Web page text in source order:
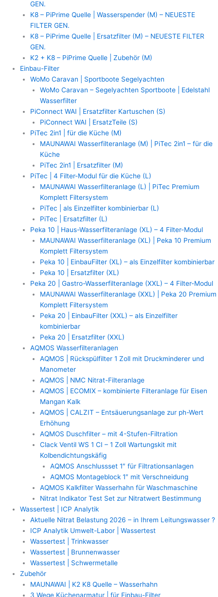
GEN.
K8 – PiPrime Quelle | Wasserspender (M) – NEUESTE
FILTER GEN.
K8 – PiPrime Quelle | Ersatzfilter (M) – NEUESTE FILTER
GEN.
K2 + K8 – PiPrime Quelle | Zubehör (M)
Einbau-Filter
WoMo Caravan | Sportboote Segelyachten
WoMo Caravan – Segelyachten Sportboote | Edelstahl
Wasserfilter
PiConnect WAI | Ersatzfilter Kartuschen (S)
PiConnect WAI | ErsatzTeile (S)
PiTec 2in1 | für die Küche (M)
MAUNAWAI Wasserfilteranlage (M) | PiTec 2in1 – für die
Küche
PiTec 2in1 | Ersatzfilter (M)
PiTec | 4 Filter-Modul für die Küche (L)
MAUNAWAI Wasserfilteranlage (L) | PiTec Premium
Komplett Filtersystem
PiTec | als Einzelfilter kombinierbar (L)
PiTec | Ersatzfilter (L)
Peka 10 | Haus-Wasserfilteranlage (XL) – 4 Filter-Modul
MAUNAWAI Wasserfilteranlage (XL) | Peka 10 Premium
Komplett Filtersystem
Peka 10 | EinbauFilter (XL) – als Einzelfilter kombinierbar
Peka 10 | Ersatzfilter (XL)
Peka 20 | Gastro-Wasserfilteranlage (XXL) – 4 Filter-Modul
MAUNAWAI Wasserfilteranlage (XXL) | Peka 20 Premium
Komplett Filtersystem
Peka 20 | EinbauFilter (XXL) – als Einzelfilter
kombinierbar
Peka 20 | Ersatzfilter (XXL)
AQMOS Wasserfilteranlagen
AQMOS | Rückspülfilter 1 Zoll mit Druckminderer und
Manometer
AQMOS | NMC Nitrat-Filteranlage
AQMOS | ECOMIX – kombinierte Filteranlage für Eisen
Mangan Kalk
AQMOS | CALZIT – Entsäuerungsanlage zur ph-Wert
Erhöhung
AQMOS Duschfilter – mit 4-Stufen-Filtration
Clack Ventil WS 1 CI – 1 Zoll Wartungskit mit
Kolbendichtungskäfig
AQMOS Anschlussset 1″ für Filtrationsanlagen
AQMOS Montageblock 1″ mit Verschneidung
AQMOS Kalkfilter Wasserhahn für Waschmaschine
Nitrat Indikator Test Set zur Nitratwert Bestimmung
Wassertest | ICP Analytik
Aktuelle Nitrat Belastung 2026 – in Ihrem Leitungswasser ?
ICP Analytik Umwelt-Labor | Wassertest
Wassertest | Trinkwasser
Wassertest | Brunnenwasser
Wassertest | Schwermetalle
Zubehör
MAUNAWAI | K2 K8 Quelle – Wasserhahn
3 Wege Küchenarmatur | für Einbau-Filter